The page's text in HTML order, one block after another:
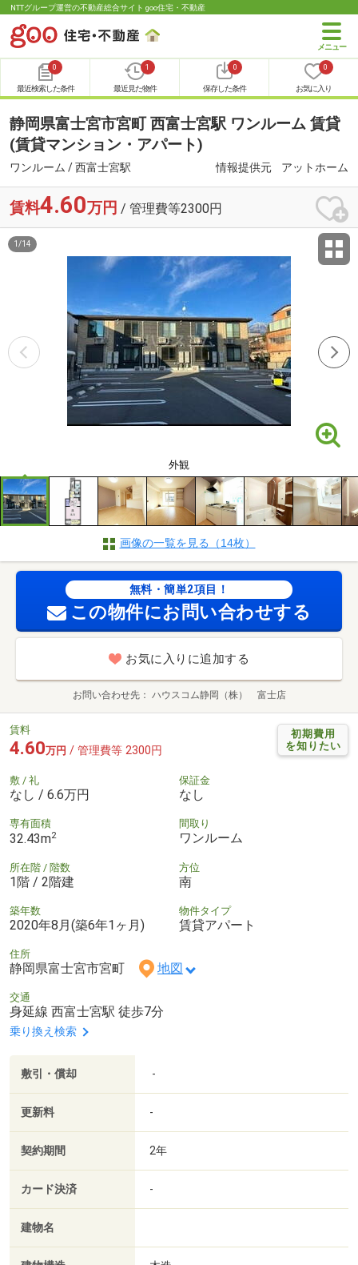
NTTグループ運営の不動産総合サイト goo住宅・不動産
0
最近検索した条件
1
最近見た物件
0
保存した条件
0
お気に入り
静岡県富士宮市宮町 西富士宮駅 ワンルーム 賃貸
(賃貸マンション・アパート)
ワンルーム / 西富士宮駅 情報提供元 アットホーム
賃料4.60万円 / 管理費等2300円
外観
1 /14
画像の一覧を見る（14枚）
無料・簡単2項目！
この物件にお問い合わせする
お気に入りに追加する
お問い合わせ先 ハウスコム静岡（株） 富士店
初期費用
を知りたい
賃料
4.60万円 / 管理費等 2300円
敷 / 礼
なし / 6.6万円
保証金
なし
専有面積
32.43m2
間取り
ワンルーム
所在階 / 階数
1階 / 2階建
方位
南
築年数
2020年8月(築6年1ヶ月)
物件タイプ
賃貸アパート
住所
静岡県富士宮市宮町 地図
交通
身延線 西富士宮駅 徒歩7分
乗り換え検索
敷引・償却 -
更新料 -
契約期間 2年
カード決済 -
建物名